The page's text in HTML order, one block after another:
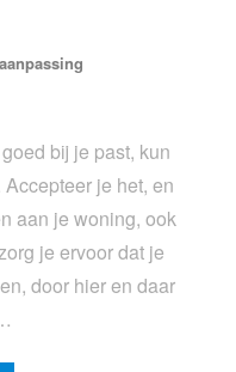
bij je past, kun
je het, en
aan je woning, ook
je ervoor dat je
door hier en daar